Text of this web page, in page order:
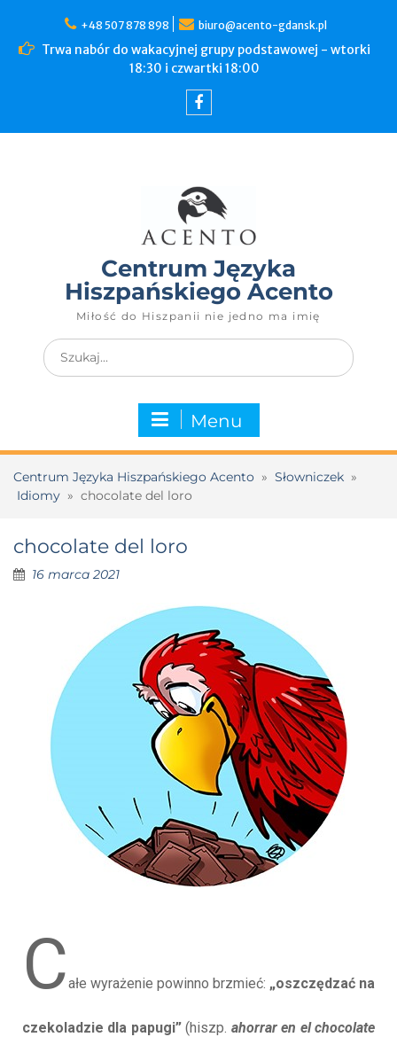
+48 507 878 898 biuro@acento-gdansk.pl
Trwa nabór do wakacyjnej grupy podstawowej - wtorki
18:30 i czwartki 18:00
Centrum Języka
Hiszpańskiego Acento
Miłość do Hiszpanii nie jedno ma imię
Menu
Centrum Języka Hiszpańskiego Acento » Słowniczek »
Idiomy » chocolate del loro
chocolate del loro
16 marca 2021
Całe wyrażenie powinno brzmieć: „oszczędzać na
czekoladzie dla papugi”(hiszp. ahorrar en el chocolate